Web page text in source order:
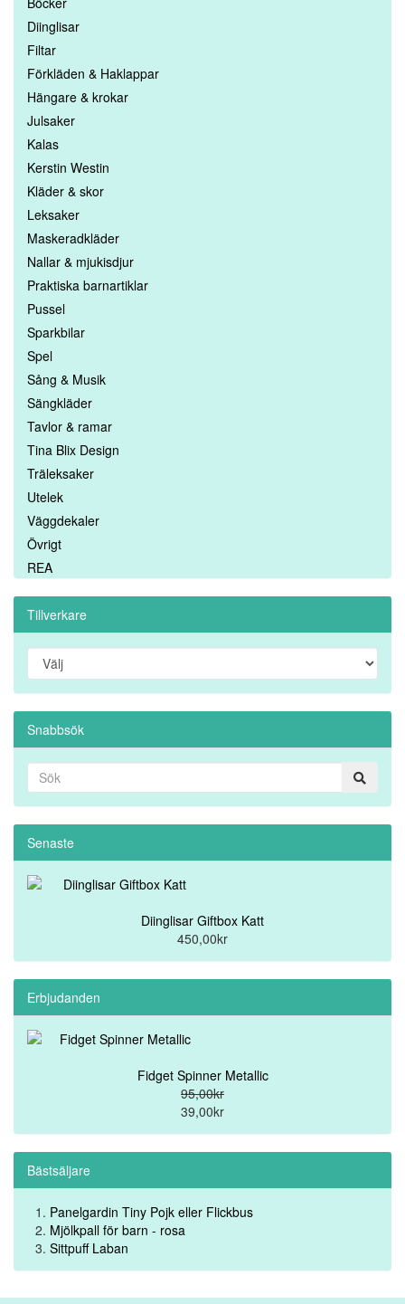
Diinglisar
Filtar
Förkläden & Haklappar
Hängare & krokar
Julsaker
Kalas
Kerstin Westin
Kläder & skor
Leksaker
Maskeradkläder
Nallar & mjukisdjur
Praktiska barnartiklar
Pussel
Sparkbilar
Spel
Sång & Musik
Sängkläder
Tavlor & ramar
Tina Blix Design
Träleksaker
Utelek
Väggdekaler
Övrigt
REA
Tillverkare
Snabbsök
Senaste
Diinglisar Giftbox Katt
450,00kr
Erbjudanden
Fidget Spinner Metallic
95,00kr
39,00kr
Bästsäljare
Panelgardin Tiny Pojk eller Flickbus
Mjölkpall för barn - rosa
Sittpuff Laban